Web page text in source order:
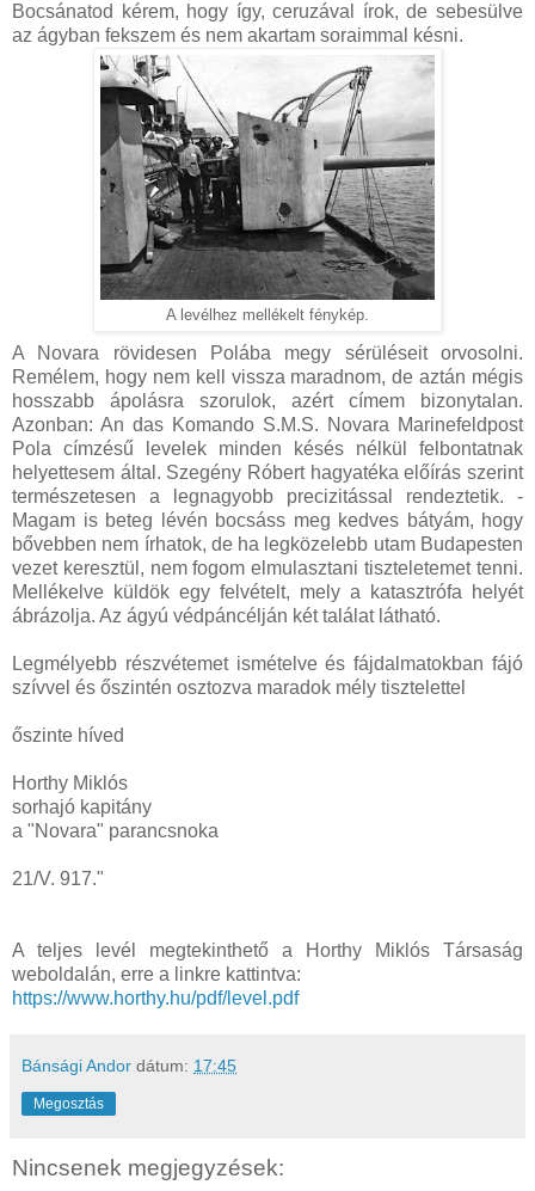
Bocsánatod kérem, hogy így, ceruzával írok, de sebesülve
az ágyban fekszem és nem akartam soraimmal késni.
A levélhez mellékelt fénykép.
A Novara rövidesen Polába megy sérüléseit orvosolni.
Remélem, hogy nem kell vissza maradnom, de aztán mégis
hosszabb ápolásra szorulok, azért címem bizonytalan.
Azonban: An das Komando S.M.S. Novara Marinefeldpost
Pola címzésű levelek minden késés nélkül felbontatnak
helyettesem által. Szegény Róbert hagyatéka előírás szerint
természetesen a legnagyobb precizitással rendeztetik. -
Magam is beteg lévén bocsáss meg kedves bátyám, hogy
bővebben nem írhatok, de ha legközelebb utam Budapesten
vezet keresztül, nem fogom elmulasztani tiszteletemet tenni.
Mellékelve küldök egy felvételt, mely a katasztrófa helyét
ábrázolja. Az ágyú védpáncélján két találat látható.
Legmélyebb részvétemet ismételve és fájdalmatokban fájó
szívvel és őszintén osztozva maradok mély tisztelettel
őszinte híved
Horthy Miklós
sorhajó kapitány
a "Novara" parancsnoka
21/V. 917."
A teljes levél megtekinthető a Horthy Miklós Társaság
weboldalán, erre a linkre kattintva:
https://www.horthy.hu/pdf/level.pdf
Bánsági Andor dátum: 17:45
Megosztás
Nincsenek megjegyzések: